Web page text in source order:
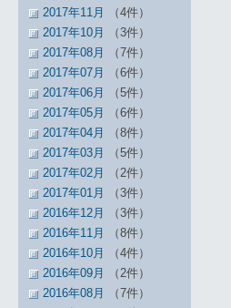
2017年11月
（4件）
2017年10月
（3件）
2017年08月
（7件）
2017年07月
（6件）
2017年06月
（5件）
2017年05月
（6件）
2017年04月
（8件）
2017年03月
（5件）
2017年02月
（2件）
2017年01月
（3件）
2016年12月
（3件）
2016年11月
（8件）
2016年10月
（4件）
2016年09月
（2件）
2016年08月
（7件）